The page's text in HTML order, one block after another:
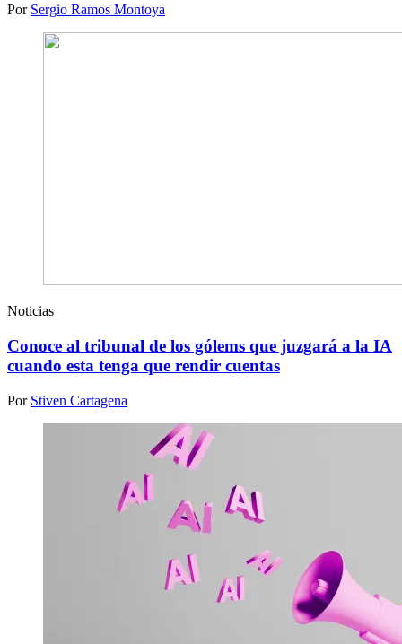
Por Sergio Ramos Montoya
Noticias
Conoce al tribunal de los gólems que juzgará a la IA
cuando esta tenga que rendir cuentas
Por Stiven Cartagena